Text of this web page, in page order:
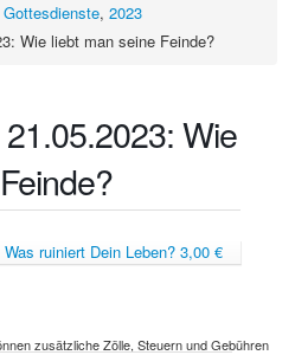
Gottesdienste, 2023
Wie liebt man seine Feinde?
Wie
ruiniert Dein Leben? 3,00 €
zusätzliche Zölle, Steuern und Gebühren